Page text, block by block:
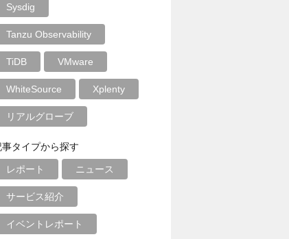
Sysdig
Tanzu Observability
TiDB VMware
WhiteSource Xplenty
リアルグローブ
事タイプから探す
レポート ニュース
サービス紹介
イベントレポート